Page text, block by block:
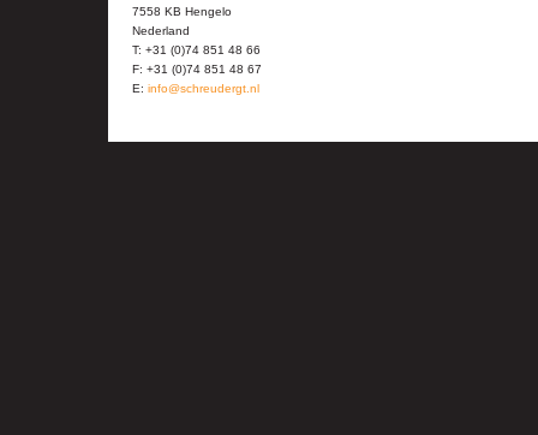
7558 KB Hengelo
Nederland
T: +31 (0)74 851 48 66
F: +31 (0)74 851 48 67
E: info@schreudergt.nl